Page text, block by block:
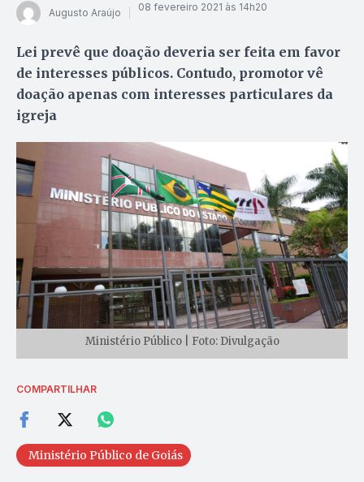
Augusto Araújo 08 fevereiro 2021 às 14h20
Lei prevê que doação deveria ser feita em favor
de interesses públicos. Contudo, promotor vê
doação apenas com interesses particulares da
igreja
Ministério Público | Foto: Divulgação
COMPARTILHAR
Ministério Público de Goiás